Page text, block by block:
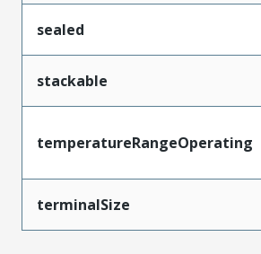
sealed
stackable
temperatureRangeOperating
terminalSize